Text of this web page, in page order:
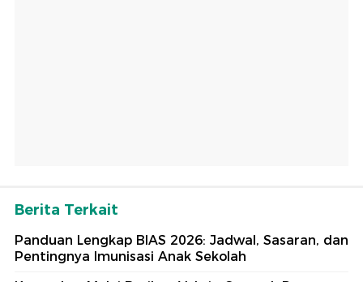
Berita Terkait
Panduan Lengkap BIAS 2026: Jadwal, Sasaran, dan
Pentingnya Imunisasi Anak Sekolah